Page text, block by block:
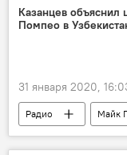
Университет
Казанцев объяснил
Помпео в
31 января 2020,
Радио
Майк
Шавкат Мирзиёев